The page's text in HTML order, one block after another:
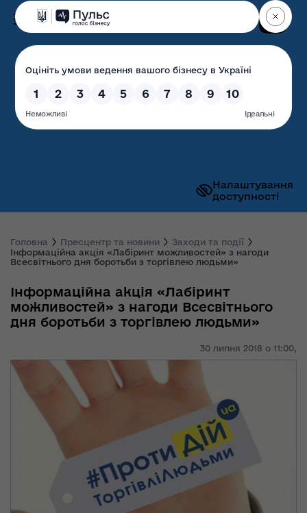
Налаштування
доступності
Волинська обласна
державна адміністрація
Головна Пресцентр та новини
Заходи та події
Інформаційна акція «Лабіринт можливостей» з нагоди
Всесвітнього дня боротьби з торгівлею людьми»
30 липня 2018 о 11:00,
Інформаційна акція «Лабіринт
можливостей» з нагоди Всесвітнього
дня боротьби з торгівлею людьми»